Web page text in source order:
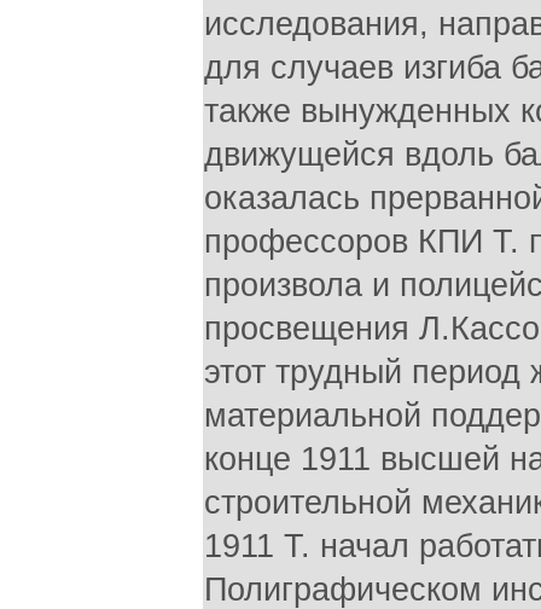
исследования,
для случаев изгиба
также вынужденных
движущейся вдоль
оказалась
профессоров КПИ Т.
произвола и
просвещения
этот трудный
материальной
конце 1911 высшей
строительной
1911 Т. начал
Полиграфическом